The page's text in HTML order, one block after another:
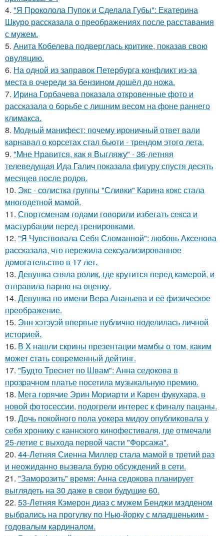
4. "Я Проколола Пупок и Сделала Губы": Екатерина
Шкуро рассказала о преображениях после расставания
с мужем.
5. Анита Кобелева подверглась критике, показав свою
овуляцию.
6. На одной из заправок Петербурга конфликт из-за
места в очереди за бензином дошёл до ножа.
7. Ирина Горбачева показала откровенные фото и
рассказала о борьбе с лишним весом на фоне раннего
климакса.
8. Модный манифест: почему ироничный ответ вали
карнавал о корсетах стал бьюти - трендом этого лета.
9. "Мне Нравится, как я Выгляжу" - 36-летняя
телеведущая Ида Галич показала фигуру спустя десять
месяцев после родов.
10. Экс - солистка группы "Сливки" Карина кокс стала
многодетной мамой.
11. Спортсменам годами говорили избегать секса и
мастурбации перед тренировками.
12. "Я Чувствовала Себя Сломанной": любовь Аксенова
рассказала, что пережила сексуализированное
домогательство в 17 лет.
13. Девушка сняла ролик, где крутится перед камерой, и
отправила парню на оценку.
14. Девушка по имени Вера Ананьева и её физическое
преображение.
15. Энн хэтэуэй впервые публично поделилась личной
историей.
16. В X нашли скрины презентации мaмбы о том, каким
может cтaть совpеменный дейтинг.
17. "Будто Треснет по Швам": Анна седокова в
прозрачном платье посетила музыкальную премию.
18. Мега горячие Эрин Мориарти и Карен фукухара, в
новой фотосессии, подогрели интерес к финалу пацаны.
19. Дочь покойного пола уокера мидоу опубликовала у
себя хронику с каннского кинофестиваля, где отмечали
25-летие с выхода первой части "Форсажа".
20. 44-Летняя Сиенна Миллер стала мамой в третий раз
и неожиданно вызвала бурю обсуждений в сети.
21. "Заморозить" время: Анна седокова планирует
выглядеть на 30 даже в свои будущие 60.
22. 53-Летняя Кэмерон диаз с мужем Бенджи мэдденом
выбрались на прогулку по Нью-йорку с младшеньким -
годовалым кардиналом.